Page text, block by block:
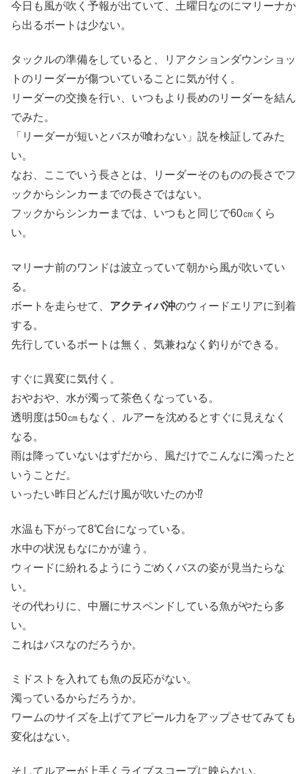
今日も風が吹く予報が出ていて、土曜日なのにマリーナか
ら出るボートは少ない。
タックルの準備をしていると、リアクションダウンショッ
トのリーダーが傷ついていることに気が付く。
リーダーの交換を行い、いつもより長めのリーダーを結ん
でみた。
「リーダーが短いとバスが喰わない」説を検証してみた
い。
なお、ここでいう長さとは、リーダーそのものの長さでフ
ックからシンカーまでの長さではない。
フックからシンカーまでは、いつもと同じで60㎝くら
い。
マリーナ前のワンドは波立っていて朝から風が吹いてい
る。
ボートを走らせて、 アクティバ沖のウィードエリアに到着
する。
先行しているボートは無く、気兼ねなく釣りができる。
すぐに異変に気付く。
おやおや、水が濁って茶色くなっている。
透明度は50㎝もなく、ルアーを沈めるとすぐに見えなく
なる。
雨は降っていないはずだから、風だけでこんなに濁ったと
いうことだ。
いったい昨日どんだけ風が吹いたのか⁉
水温も下がって8℃台になっている。
水中の状況もなにかが違う。
ウィードに紛れるようにうごめくバスの姿が見当たらな
い。
その代わりに、中層にサスペンドしている魚がやたら多
い。
これはバスなのだろうか。
ミドストを入れても魚の反応がない。
濁っているからだろうか。
ワームのサイズを上げてアピール力をアップさせてみても
変化はない。
そしてルアーが上手くライブスコープに映らない。